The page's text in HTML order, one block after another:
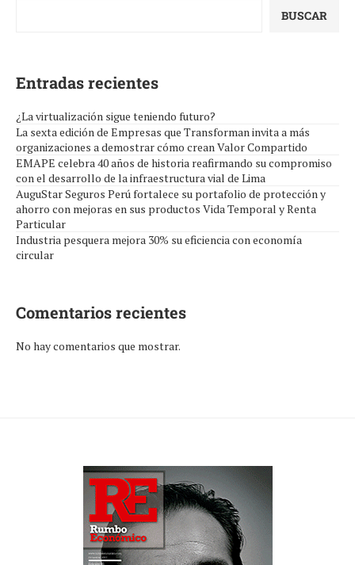
BUSCAR
Entradas recientes
¿La virtualización sigue teniendo futuro?
La sexta edición de Empresas que Transforman invita a más
organizaciones a demostrar cómo crean Valor Compartido
EMAPE celebra 40 años de historia reafirmando su compromiso
con el desarrollo de la infraestructura vial de Lima
AuguStar Seguros Perú fortalece su portafolio de protección y
ahorro con mejoras en sus productos Vida Temporal y Renta
Particular
Industria pesquera mejora 30% su eficiencia con economía
circular
Comentarios recientes
No hay comentarios que mostrar.